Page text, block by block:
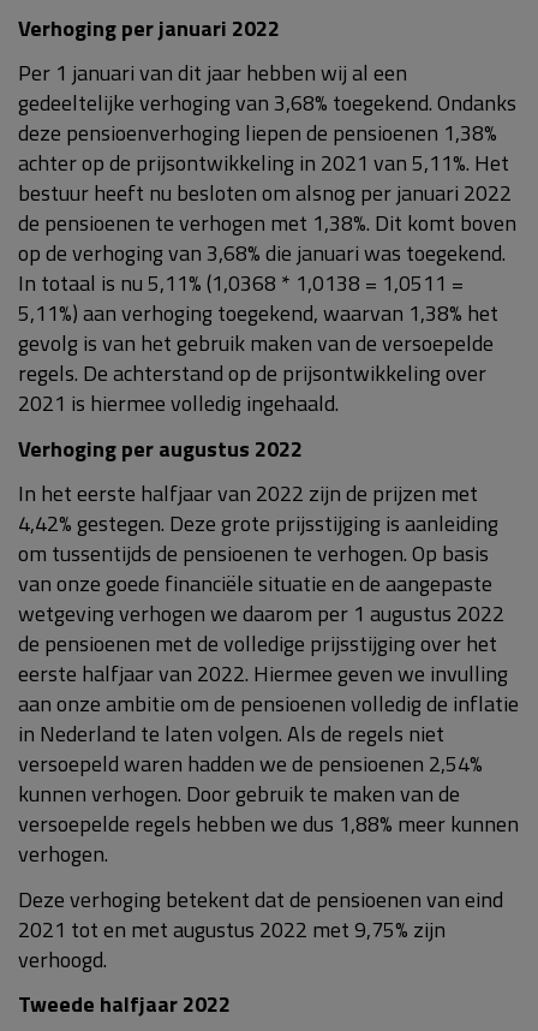
Verhoging per januari 2022
Per 1 januari van dit jaar hebben wij al een
gedeeltelijke verhoging van 3,68% toegekend. Ondanks
deze pensioenverhoging liepen de pensioenen 1,38%
achter op de prijsontwikkeling in 2021 van 5,11%. Het
bestuur heeft nu besloten om alsnog per januari 2022
de pensioenen te verhogen met 1,38%. Dit komt boven
op de verhoging van 3,68% die januari was toegekend.
In totaal is nu 5,11% (1,0368 * 1,0138 = 1,0511 =
5,11%) aan verhoging toegekend, waarvan 1,38% het
gevolg is van het gebruik maken van de versoepelde
regels. De achterstand op de prijsontwikkeling over
2021 is hiermee volledig ingehaald.
Verhoging per augustus 2022
In het eerste halfjaar van 2022 zijn de prijzen met
4,42% gestegen. Deze grote prijsstijging is aanleiding
om tussentijds de pensioenen te verhogen. Op basis
van onze goede financiële situatie en de aangepaste
wetgeving verhogen we daarom per 1 augustus 2022
de pensioenen met de volledige prijsstijging over het
eerste halfjaar van 2022. Hiermee geven we invulling
aan onze ambitie om de pensioenen volledig de inflatie
in Nederland te laten volgen. Als de regels niet
versoepeld waren hadden we de pensioenen 2,54%
kunnen verhogen. Door gebruik te maken van de
versoepelde regels hebben we dus 1,88% meer kunnen
verhogen.
Deze verhoging betekent dat de pensioenen van eind
2021 tot en met augustus 2022 met 9,75% zijn
verhoogd.
Tweede halfjaar 2022